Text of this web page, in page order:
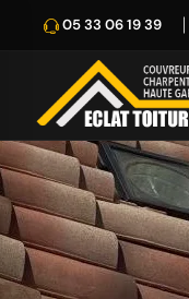
05 33 06 19 39